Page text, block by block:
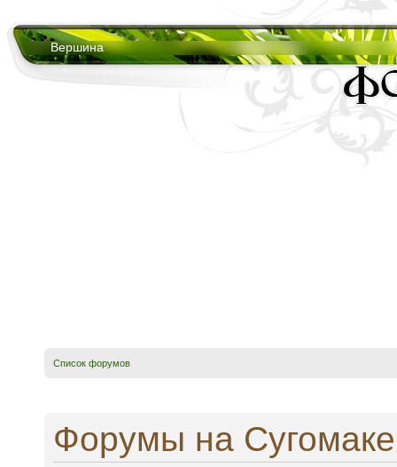
Вершина
Список форумов
Форумы на